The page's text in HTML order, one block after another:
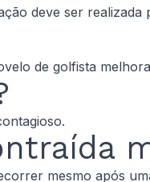
deve ser realizada
de golfista
mesmo após